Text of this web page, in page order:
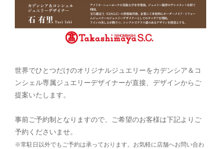
世界でひとつだけのオリジナルジュエリーをカデンシア＆コ
ンシェル専属ジュエリーデザイナーが直接、デザインからご
提案いたします。
事前ご予約制となりますので、ご希望のお客様は下記よりご
予約くださいませ。
※常駐日以外でもご予約は承っております。お気軽に店舗へお問い合わ